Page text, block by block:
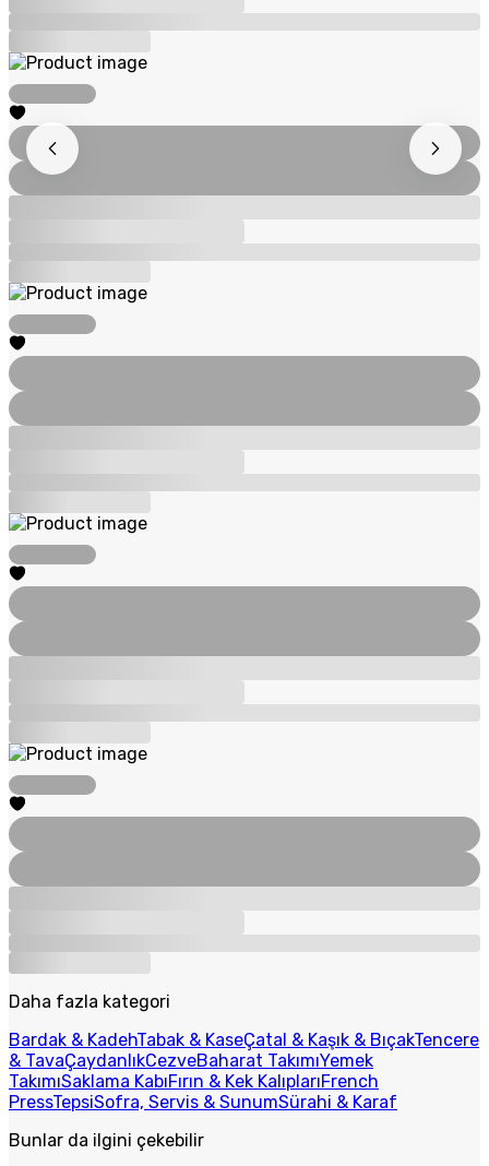
Daha fazla kategori
Bardak & KadehTabak & KaseÇatal & Kaşık & BıçakTencere
& TavaÇaydanlıkCezveBaharat TakımıYemek
TakımıSaklama KabıFırın & Kek KalıplarıFrench
PressTepsiSofra, Servis & SunumSürahi & Karaf
Bunlar da ilgini çekebilir